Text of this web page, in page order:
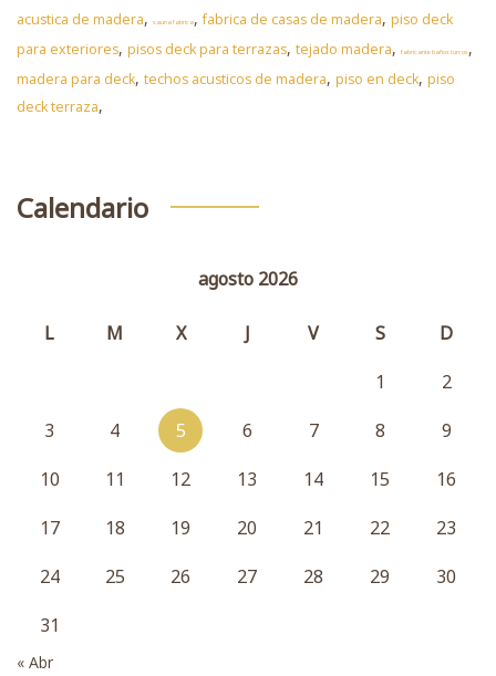
acustica de madera, sauna fabrica,fabrica de casas de madera, piso deck
para exteriores, pisos deck para terrazas, tejado madera, fabricante baños turcos,
madera para deck, techos acusticos de madera, piso en deck, piso
deck terraza,
Calendario
agosto 2026
L M X J V S
D
1
2
3
4 5 6 7 8
9
10
11 12 13 14 15
16
17
18 19 20 21 22
23
24
25 26 27 28 29
30
31
« Abr